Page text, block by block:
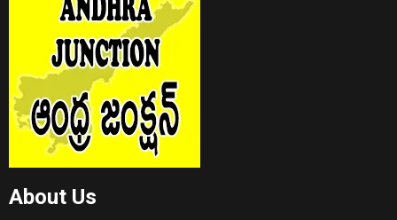
About Us